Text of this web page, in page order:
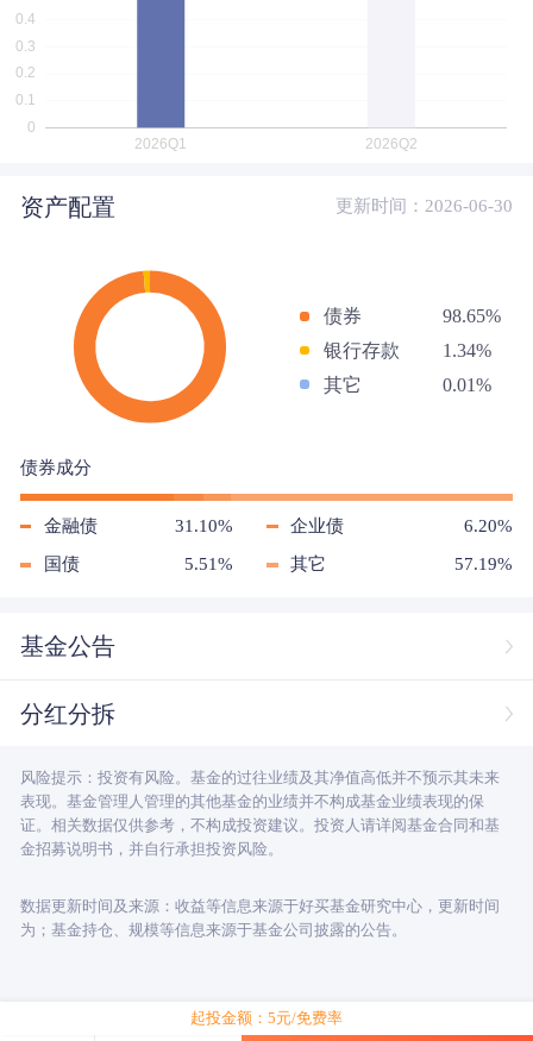
资产配置 更新时间：2026-06-30
债券
98.65%
银行存款
1.34%
其它
0.01%
债券成分
金融债 31.10% 企业债 6.20%
国债 5.51% 其它 57.19%
基金公告
分红分拆
风险提示：投资有风险。基金的过往业绩及其净值高低并不预示其未来
表现。基金管理人管理的其他基金的业绩并不构成基金业绩表现的保
证。相关数据仅供参考，不构成投资建议。投资人请详阅基金合同和基
金招募说明书，并自行承担投资风险。
数据更新时间及来源：收益等信息来源于好买基金研究中心，更新时间
为；基金持仓、规模等信息来源于基金公司披露的公告。
起投金额：5元/免费率